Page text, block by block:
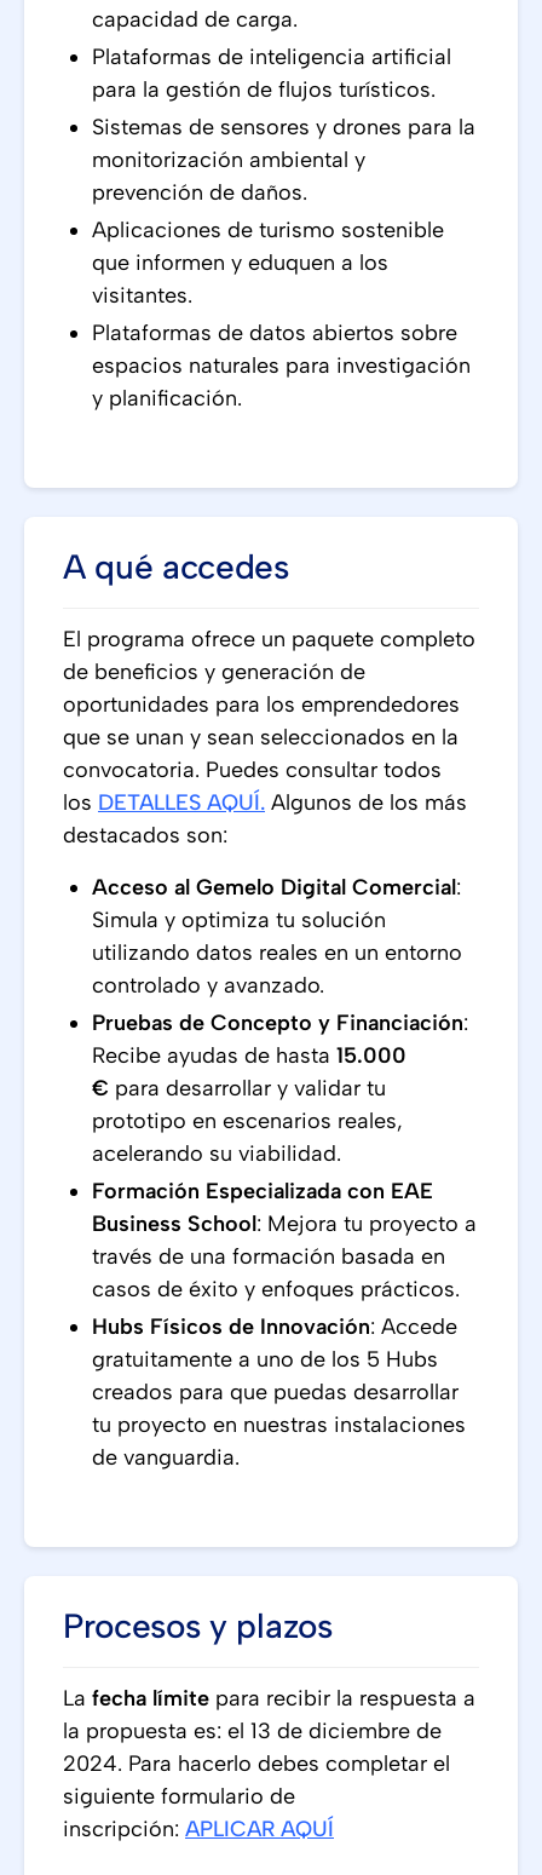
capacidad de carga.
Plataformas de inteligencia artificial
para la gestión de flujos turísticos.
Sistemas de sensores y drones para la
monitorización ambiental y
prevención de daños.
Aplicaciones de turismo sostenible
que informen y eduquen a los
visitantes.
Plataformas de datos abiertos sobre
espacios naturales para investigación
y planificación.
A qué accedes
El programa ofrece un paquete completo
de beneficios y generación de
oportunidades para los emprendedores
que se unan y sean seleccionados en la
convocatoria. Puedes consultar todos
los DETALLES AQUÍ. Algunos de los más
destacados son:
Acceso al Gemelo Digital Comercial:
Simula y optimiza tu solución
utilizando datos reales en un entorno
controlado y avanzado.
Pruebas de Concepto y Financiación:
Recibe ayudas de hasta 15.000
€ para desarrollar y validar tu
prototipo en escenarios reales,
acelerando su viabilidad.
Formación Especializada con EAE
Business School: Mejora tu proyecto a
través de una formación basada en
casos de éxito y enfoques prácticos.
Hubs Físicos de Innovación: Accede
gratuitamente a uno de los 5 Hubs
creados para que puedas desarrollar
tu proyecto en nuestras instalaciones
de vanguardia.
Procesos y plazos
La fecha límite para recibir la respuesta a
la propuesta es: el 13 de diciembre de
2024. Para hacerlo debes completar el
siguiente formulario de
inscripción: APLICAR AQUÍ